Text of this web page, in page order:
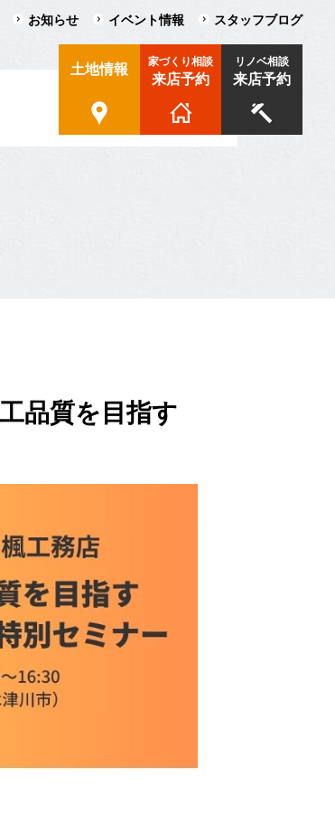
土地情報 家づくり相談
来店予約
リノベ相談
来店予約
お知らせ イベント情報 スタッフブログ
品質を目指す